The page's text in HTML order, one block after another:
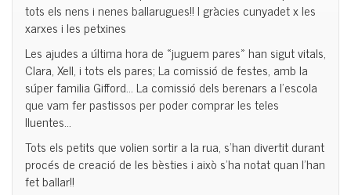
tots els nens i nenes ballarugues!! I gràcies cunyadet x les
xarxes i les petxines
Les ajudes a última hora de «juguem pares» han sigut vitals,
Clara, Xell, i tots els pares; La comissió de festes, amb la
súperfamilia Gifford… La comissió dels berenars a l’escola
que vam fer pastissos per poder comprar les teles
lluentes…
Tots els petits que volien sortir a la rua, s’han divertit durant
procés de creació de les bèsties i això s’ha notat quan l’han
fet ballar!!